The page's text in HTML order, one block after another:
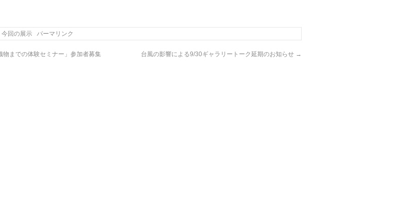
今回の展示 パーマリンク
物までの体験セミナー」参加者募集 台風の影響による9/30ギャラリートーク延期のお知らせ →